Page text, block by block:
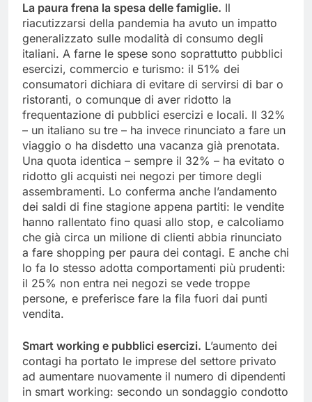
La paura frena la spesa delle famiglie. Il
riacutizzarsi della pandemia ha avuto un impatto
generalizzato sulle modalità di consumo degli
italiani. A farne le spese sono soprattutto pubblici
esercizi, commercio e turismo: il 51% dei
consumatori dichiara di evitare di servirsi di bar o
ristoranti, o comunque di aver ridotto la
frequentazione di pubblici esercizi e locali. Il 32%
– un italiano su tre – ha invece rinunciato a fare un
viaggio o ha disdetto una vacanza già prenotata.
Una quota identica – sempre il 32% – ha evitato o
ridotto gli acquisti nei negozi per timore degli
assembramenti. Lo conferma anche l’andamento
dei saldi di fine stagione appena partiti: le vendite
hanno rallentato fino quasi allo stop, e calcoliamo
che già circa un milione di clienti abbia rinunciato
a fare shopping per paura dei contagi. E anche chi
lo fa lo stesso adotta comportamenti più prudenti:
il 25% non entra nei negozi se vede troppe
persone, e preferisce fare la fila fuori dai punti
vendita.
Smart working e pubblici esercizi. L’aumento dei
contagi ha portato le imprese del settore privato
ad aumentare nuovamente il numero di dipendenti
in smart working: secondo un sondaggio condotto